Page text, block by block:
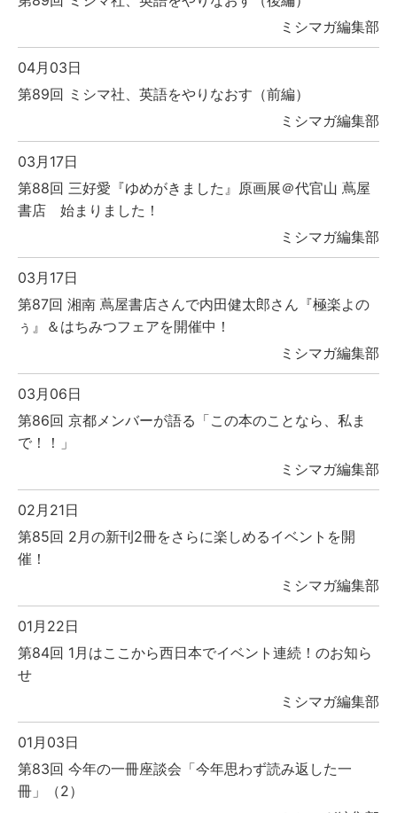
ミシマガ編集部
04月03日
第89回 ミシマ社、英語をやりなおす（前編）
ミシマガ編集部
03月17日
第88回 三好愛『ゆめがきました』原画展＠代官山 蔦屋
書店 始まりました！
ミシマガ編集部
03月17日
第87回 湘南 蔦屋書店さんで内田健太郎さん『極楽よの
ぅ』＆はちみつフェアを開催中！
ミシマガ編集部
03月06日
第86回 京都メンバーが語る「この本のことなら、私ま
で！！」
ミシマガ編集部
02月21日
第85回 2月の新刊2冊をさらに楽しめるイベントを開
催！
ミシマガ編集部
01月22日
第84回 1月はここから西日本でイベント連続！のお知ら
せ
ミシマガ編集部
01月03日
第83回 今年の一冊座談会「今年思わず読み返した一
冊」（2）